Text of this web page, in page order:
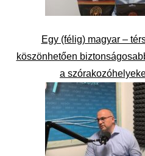
Egy (félig) magyar –
köszönhetően
a